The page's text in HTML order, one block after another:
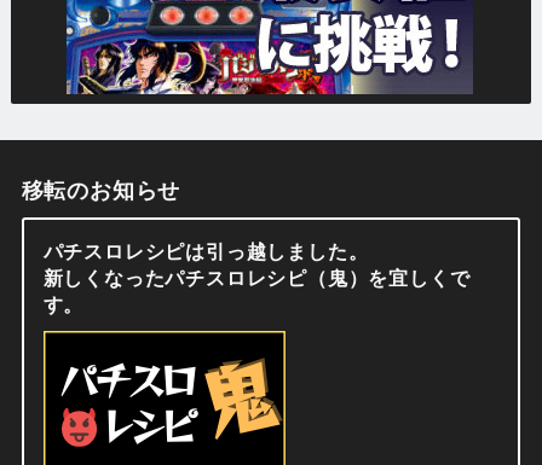
移転のお知らせ
パチスロレシピは引っ越しました。
新しくなったパチスロレシピ（鬼）を宜しくで
す。